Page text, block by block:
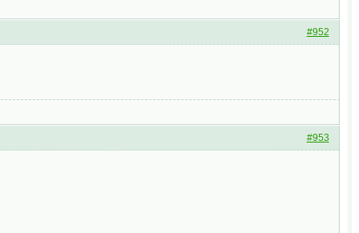
#952
#953